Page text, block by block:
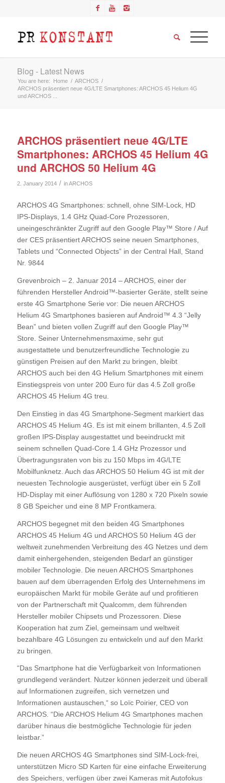
Blog - Latest News
You are here: Home / ARCHOS /
ARCHOS präsentiert neue 4G/LTE Smartphones: ARCHOS 45 Helium 4G
und ARCHOS ...
ARCHOS präsentiert neue 4G/LTE
Smartphones: ARCHOS 45 Helium 4G
und ARCHOS 50 Helium 4G
2. January 2014 / inARCHOS
ARCHOS 4G Smartphones: schnell, ohne SIM-Lock, HD
IPS-Displays, 1.4 GHz Quad-Core Prozessoren,
uneingeschränkter Zugriff auf den Google Play™ Store / Auf
der CES präsentiert ARCHOS seine neuen Smartphones,
Tablets und “Connected Objects” in der Central Hall, Stand
Nr. 9844
Grevenbroich – 2. Januar 2014 – ARCHOS, einer der
führenden Hersteller Android™-basierter Geräte, stellt seine
erste 4G Smartphone Serie vor: Die neuen ARCHOS
Helium 4G Smartphones basieren auf Android™ 4.3 “Jelly
Bean” und bieten vollen Zugriff auf den Google Play™
Store. Seiner Unternehmensmaxime, sehr gut
ausgestattete und benutzerfreundliche Technologie zu
günstigen Preisen auf den Markt zu bringen, bleibt
ARCHOS auch bei den 4G Helium Smartphones mit einem
Einstiegspreis von unter 200 Euro für das 4.5 Zoll große
ARCHOS 45 Helium 4G treu.
Den Einstieg in das 4G Smartphone-Segment markiert das
ARCHOS 45 Helium 4G. Es ist mit einem brillanten, 4.5 Zoll
großen IPS-Display ausgestattet und beeindruckt mit
seinem schnellen Quad-Core 1.4 GHz Prozessor und
Übertragungsraten von bis zu 150 Mbps im 4G/LTE
Mobilfunknetz. Auch das ARCHOS 50 Helium 4G ist mit der
neuesten Technologie ausgerüstet, verfügt über ein 5 Zoll
HD-Display mit einer Auflösung von 1280 x 720 Pixeln sowie
8 GB Speicher und eine 8 MP Frontkamera.
ARCHOS begegnet mit den beiden 4G Smartphones
ARCHOS 45 Helium 4G und ARCHOS 50 Helium 4G der
weltweit zunehmenden Verbreitung des 4G Netzes und dem
damit einhergehenden, steigenden Bedarf an günstiger
mobiler Technologie. Die neuen ARCHOS Smartphones
bauen auf dem überragenden Erfolg des Unternehmens im
europäischen Markt für mobile Geräte auf und profitieren
von der Partnerschaft mit Qualcomm, dem führenden
Hersteller mobiler Chipsets und Prozessoren. Diese
Kooperation hat zum Ziel, gemeinsam und weltweit
bezahlbare 4G Lösungen zu entwickeln und auf den Markt
zu bringen.
“Das Smartphone hat die Verfügbarkeit von Informationen
grundlegend verändert. Nutzer können jederzeit und überall
auf Informationen zugreifen, sich vernetzen und
Informationen austauschen,“ so Loïc Poirier, CEO von
ARCHOS. “Die ARCHOS Helium 4G Smartphones machen
darüber hinaus die bestmögliche Technologie für jeden
leistbar.”
Die neuen ARCHOS 4G Smartphones sind SIM-Lock-frei,
unterstützen Micro SD Karten für eine einfache Erweiterung
des Speichers, verfügen über zwei Kameras mit Autofokus